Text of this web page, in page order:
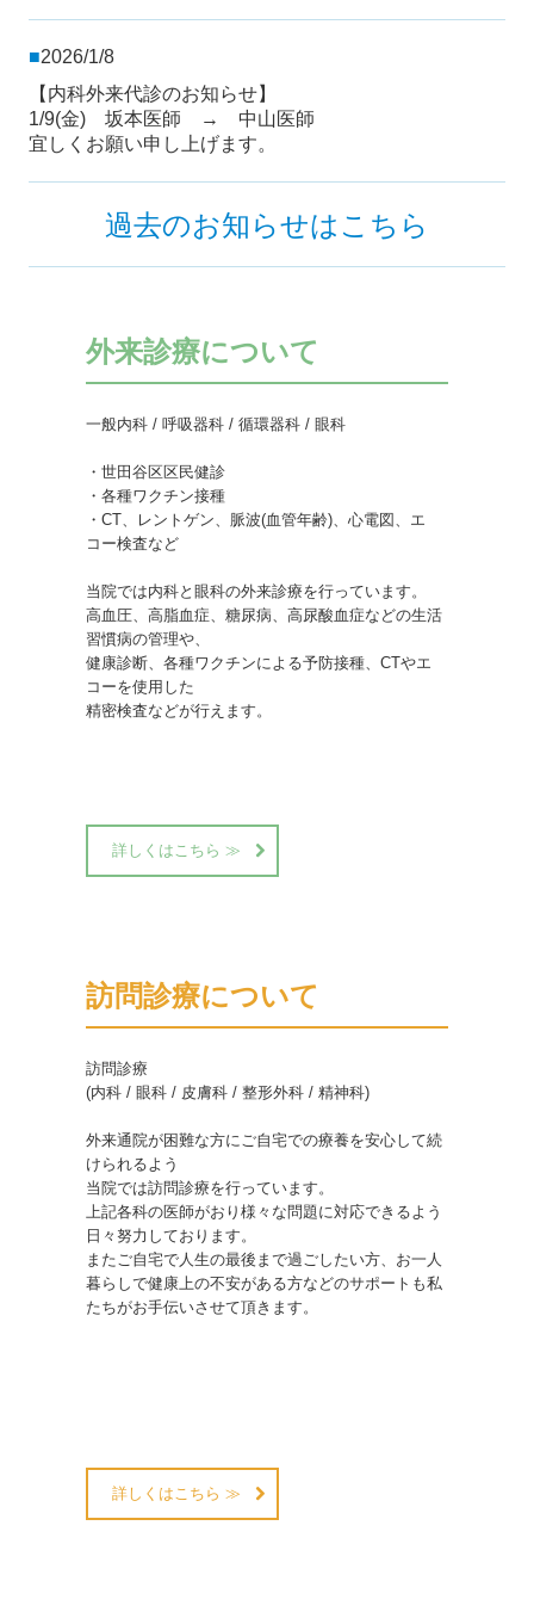
■2026/1/8
【内科外来代診のお知らせ】
1/9(金) 坂本医師 → 中山医師
宜しくお願い申し上げます。
過去のお知らせはこちら
外来診療について
一般内科 / 呼吸器科 / 循環器科 / 眼科
・世田谷区区民健診
・各種ワクチン接種
・CT、レントゲン、脈波(血管年齢)、心電図、エ
コー検査など
当院では内科と眼科の外来診療を行っています。
高血圧、高脂血症、糖尿病、高尿酸血症などの生活
習慣病の管理や、
健康診断、各種ワクチンによる予防接種、CTやエ
コーを使用した
精密検査などが行えます。
詳しくはこちら ≫
訪問診療について
訪問診療
(内科 / 眼科 / 皮膚科 / 整形外科 / 精神科)
外来通院が困難な方にご自宅での療養を安心して続
けられるよう
当院では訪問診療を行っています。
上記各科の医師がおり様々な問題に対応できるよう
日々努力しております。
またご自宅で人生の最後まで過ごしたい方、お一人
暮らしで健康上の不安がある方などのサポートも私
たちがお手伝いさせて頂きます。
詳しくはこちら ≫